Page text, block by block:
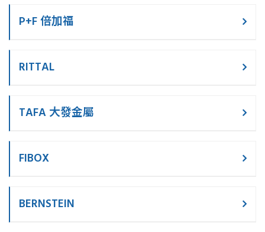
P+F 倍加福
RITTAL
TAFA 大發金屬
FIBOX
BERNSTEIN